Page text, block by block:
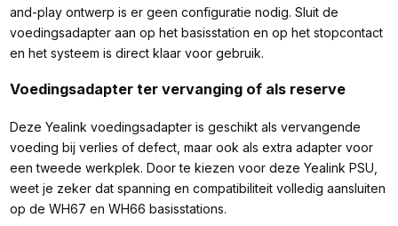
and-play ontwerp is er geen configuratie nodig. Sluit de
voedingsadapter aan op het basisstation en op het stopcontact
en het systeem is direct klaar voor gebruik.
Voedingsadapter ter vervanging of als reserve
Deze Yealink voedingsadapter is geschikt als vervangende
voeding bij verlies of defect, maar ook als extra adapter voor
een tweede werkplek. Door te kiezen voor deze Yealink PSU,
weet je zeker dat spanning en compatibiliteit volledig aansluiten
op de WH67 en WH66 basisstations.